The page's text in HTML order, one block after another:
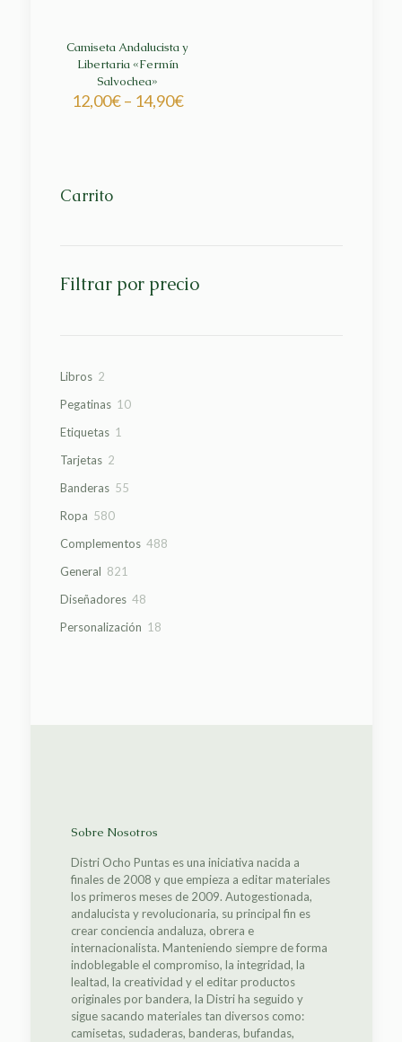
Camiseta Andalucista y
Libertaria «Fermín
Salvochea»
12,00€– 14,90€
Carrito
Filtrar por precio
Libros 22
Pegatinas 1010
Etiquetas 1
Tarjetas 22
Banderas 5555
Ropa 580580
Complementos 488488
General 821
Diseñadores 4848
Personalización 1818
Sobre Nosotros
Distri Ocho Puntas es una iniciativa nacida a
finales de 2008 y que empieza a editar materiales
los primeros meses de 2009. Autogestionada,
andalucista y revolucionaria, su principal fin es
crear conciencia andaluza, obrera e
internacionalista. Manteniendo siempre de forma
indoblegable el compromiso, la integridad, la
lealtad, la creatividad y el editar productos
originales por bandera, la Distri ha seguido y
sigue sacando materiales tan diversos como:
camisetas, sudaderas, banderas, bufandas,